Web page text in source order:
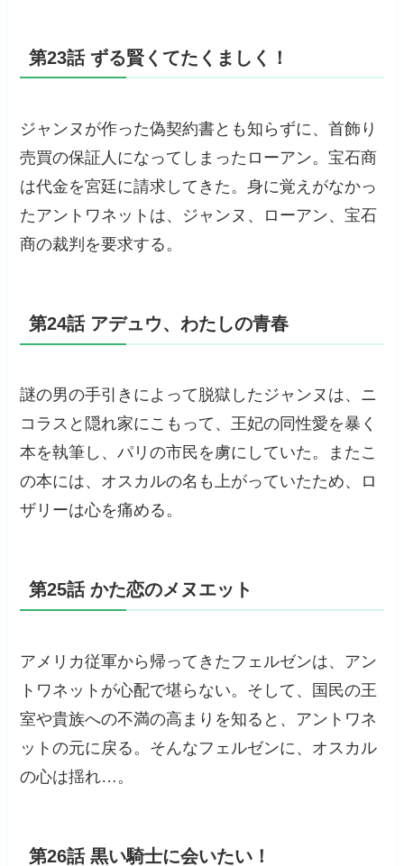
第23話 ずる賢くてたくましく！
ジャンヌが作った偽契約書とも知らずに、首飾り
売買の保証人になってしまったローアン。宝石商
は代金を宮廷に請求してきた。身に覚えがなかっ
たアントワネットは、ジャンヌ、ローアン、宝石
商の裁判を要求する。
第24話 アデュウ、わたしの青春
謎の男の手引きによって脱獄したジャンヌは、ニ
コラスと隠れ家にこもって、王妃の同性愛を暴く
本を執筆し、パリの市民を虜にしていた。またこ
の本には、オスカルの名も上がっていたため、ロ
ザリーは心を痛める。
第25話 かた恋のメヌエット
アメリカ従軍から帰ってきたフェルゼンは、アン
トワネットが心配で堪らない。そして、国民の王
室や貴族への不満の高まりを知ると、アントワネ
ットの元に戻る。そんなフェルゼンに、オスカル
の心は揺れ…。
第26話 黒い騎士に会いたい！